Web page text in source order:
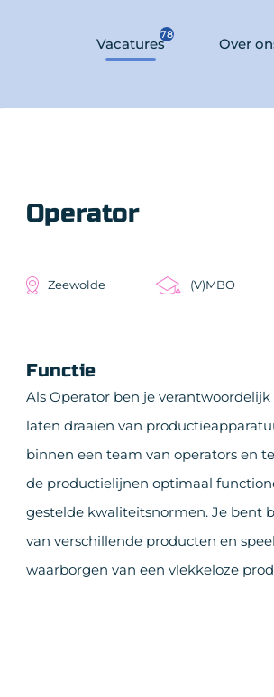
Vacatures
78
Over
Operator
Zeewolde (V)MBO
Functie
Als Operator ben je
laten draaien van
binnen een team van operators en
de productielijnen optimaal
gestelde kwaliteitsnormen. Je bent
van verschillende producten en
waarborgen van een vlekkeloze